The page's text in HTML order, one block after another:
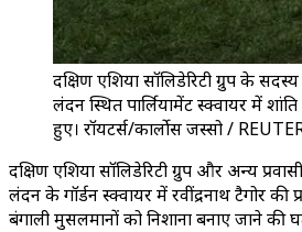
दक्षिण एशिया सॉलिडेरिटी ग्रुप के
लंदन स्थित पार्लियामेंट स्क्वायर में शांति
हुए। रॉयटर्स/कार्लोस जस्सो /
दक्षिण एशिया सॉलिडेरिटी ग्रुप और अन्य
लंदन के गॉर्डन स्क्वायर में रवींद्रनाथ टैगोर
बंगाली मुसलमानों को निशाना बनाए जाने की